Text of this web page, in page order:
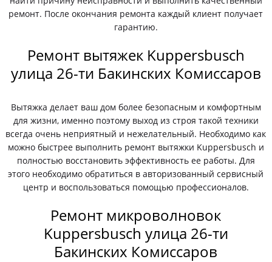
ремонт. После окончания ремонта каждый клиент получает
гарантию.
Ремонт вытяжек Kuppersbusch
улица 26-ти Бакинских Комиссаров
Вытяжка делает ваш дом более безопасным и комфортным
для жизни, именно поэтому выход из строя такой техники
всегда очень неприятный и нежелательный. Необходимо как
можно быстрее выполнить ремонт вытяжки Kuppersbusch и
полностью восстановить эффективность ее работы. Для
этого необходимо обратиться в авторизованный сервисный
центр и воспользоваться помощью профессионалов.
Ремонт микроволновок
Kuppersbusch улица 26-ти
Бакинских Комиссаров